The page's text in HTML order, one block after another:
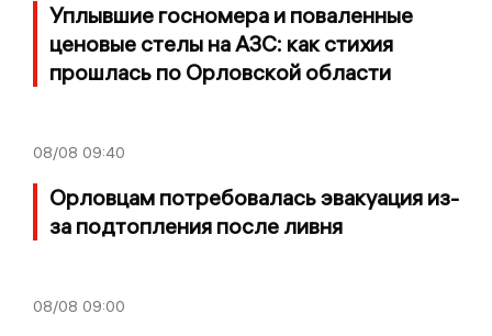
Уплывшие госномера и поваленные
ценовые стелы на АЗС: как стихия
прошлась по Орловской области
08/08 09:40
Орловцам потребовалась эвакуация из-
за подтопления после ливня
08/08 09:00